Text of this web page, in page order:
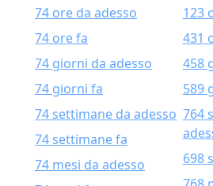
74 ore da adesso
74 ore fa
74 giorni da adesso
74 giorni fa
74 settimane da adesso
74 settimane fa
74 mesi da adesso
123
431
458
589
764
698